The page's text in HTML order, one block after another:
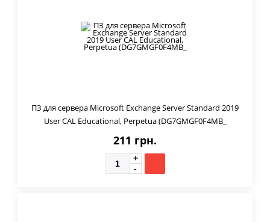
ПЗ для сервера Microsoft Exchange Server Standard 2019
User CAL Educational, Perpetua (DG7GMGF0F4MB_
211 грн.